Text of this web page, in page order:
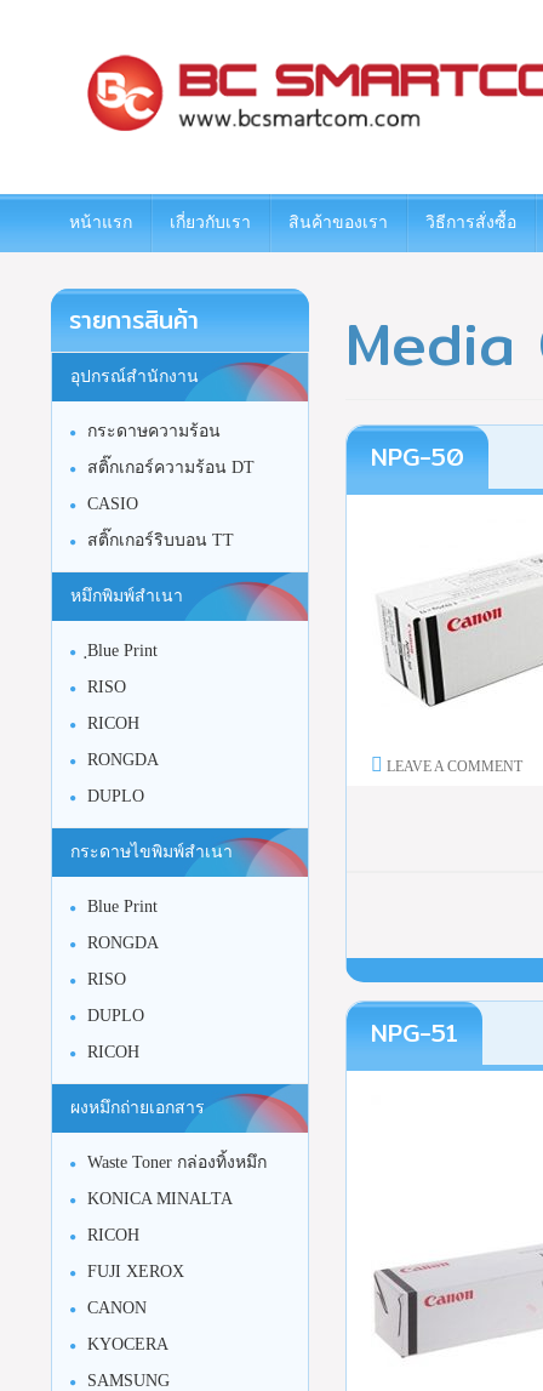
หน้าแรก เกี่ยวกับเรา สินค้าของเรา วิธีการสั่งซื้อ
NPG-50
LEAVE A COMMENT
NPG-51
รายการสินค้า
อุปกรณ์สำนักงาน
กระดาษความร้อน
สติ๊กเกอร์ความร้อน DT
CASIO
สติ๊กเกอร์ริบบอน TT
หมึกพิมพ์สำเนา
ฺBlue Print
RISO
RICOH
RONGDA
DUPLO
กระดาษไขพิมพ์สำเนา
Blue Print
RONGDA
RISO
DUPLO
RICOH
ผงหมึกถ่ายเอกสาร
Waste Toner กล่องทิ้งหมึก
KONICA MINALTA
RICOH
FUJI XEROX
CANON
KYOCERA
SAMSUNG